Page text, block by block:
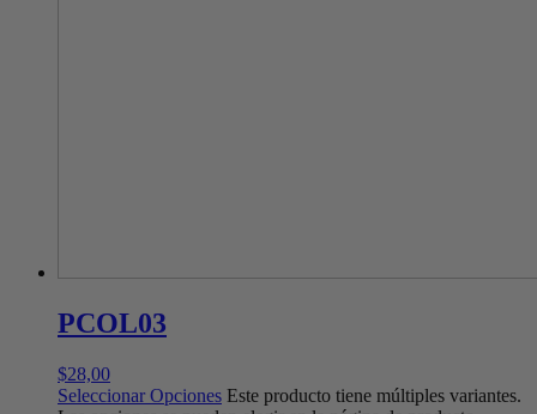
PCOL03
$28,00
Seleccionar Opciones Este producto tiene múltiples variantes.